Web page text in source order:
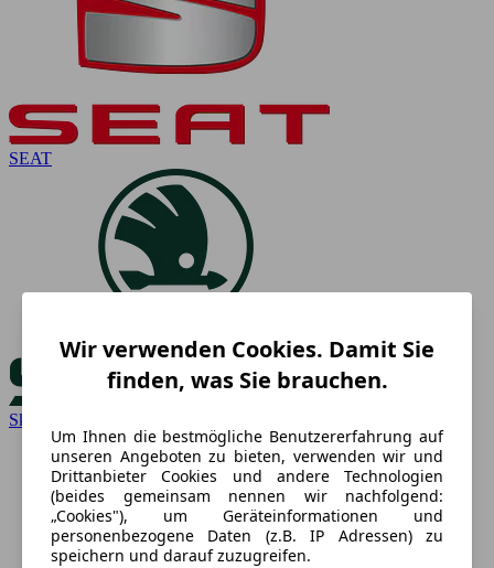
SEAT
Skoda
Wir verwenden Cookies. Damit Sie
finden, was Sie brauchen.
Um Ihnen die bestmögliche Benutzererfahrung auf
unseren Angeboten zu bieten, verwenden wir und
Drittanbieter Cookies und andere Technologien
(beides gemeinsam nennen wir nachfolgend:
„Cookies"), um Geräteinformationen und
personenbezogene Daten (z.B. IP Adressen) zu
speichern und darauf zuzugreifen.